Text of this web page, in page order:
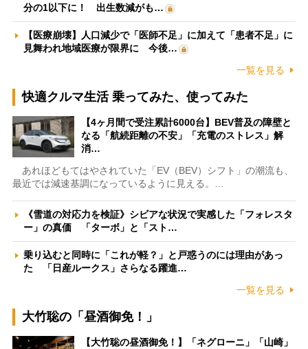
分の1以下に！ 出生数減がも…
【医療崩壊】人口減少で「医師不足」に加えて「患者不足」に
見舞われ地域医療が限界に 今後…
一覧を見る
快適クルマ生活 乗ってみた、使ってみた
【4ヶ月間で受注累計6000台】BEV普及の障壁と
なる「航続距離の不安」「充電のストレス」解
消…
あれほどもてはやされていた「EV（BEV）シフト」の潮流も、
最近では減速基調になっているように見える。…
《雪道の対応力を検証》シビアな状況で実感した「フォレスタ
ー」の真価 「ターボ」と「スト…
乗り込むと同時に「これが軽？」と戸惑うのには理由があっ
た 「日産ルークス」さらなる躍進…
一覧を見る
大竹聡の「昼酒御免！」
【大竹聡の昼酒御免！】「ネグローニ」「山崎」